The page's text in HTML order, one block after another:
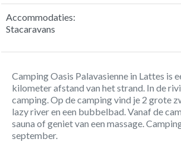
Accommodaties:
Stacaravans
Camping Oasis Palavasienne in Lattes is
kilometer afstand van het strand. In de
camping. Op de camping vind je 2 grote
lazy river en een bubbelbad. Vanaf de
sauna of geniet van een massage.
september.